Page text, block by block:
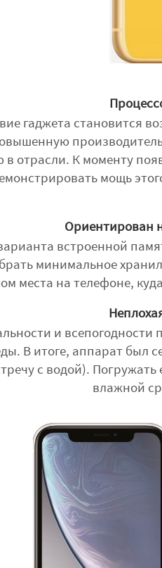
гаджета становится
отрасли. К моменту
мощь
Ориентирован
встроенной
минимальное
места на телефоне,
и
В итоге, аппарат был
с водой). Погружать
влажной